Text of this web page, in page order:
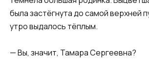
была застёгнута до самой верхней
утро выдалось тёплым.
— Вы, значит, Тамара Сергеевна?